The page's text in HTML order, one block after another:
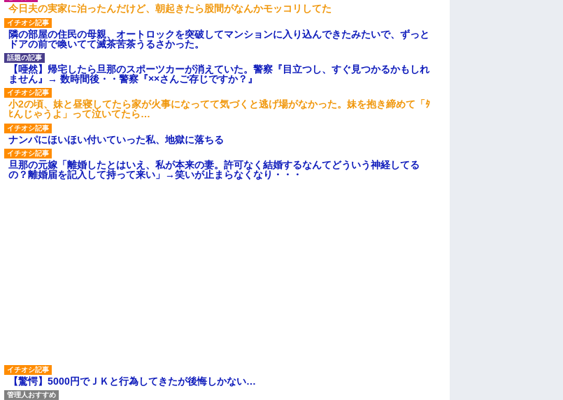
今日夫の実家に泊ったんだけど、朝起きたら股間がなんかモッコリしてた
隣の部屋の住民の母親、オートロックを突破してマンションに入り込んできたみたいで、ずっと
ドアの前で喚いてて滅茶苦茶うるさかった。
【唖然】帰宅したら旦那のスポーツカーが消えていた。警察『目立つし、すぐ見つかるかもしれ
ません』→ 数時間後・・警察『××さんご存じですか？』
小2の頃、妹と昼寝してたら家が火事になってて気づくと逃げ場がなかった。妹を抱き締めて「ﾀ
ﾋんじゃうよ」って泣いてたら…
ナンパにほいほい付いていった私、地獄に落ちる
旦那の元嫁「離婚したとはいえ、私が本来の妻。許可なく結婚するなんてどういう神経してる
の？離婚届を記入して持って来い」→笑いが止まらなくなり・・・
【驚愕】5000円でＪＫと行為してきたが後悔しかない…